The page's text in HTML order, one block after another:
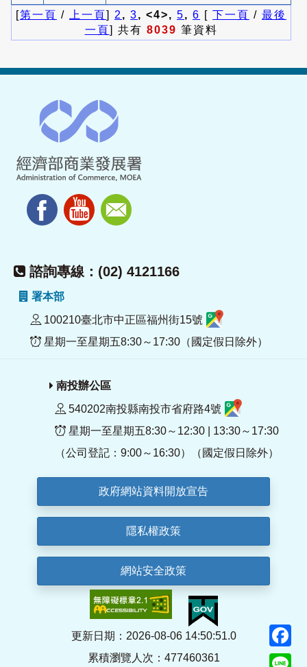
[第一頁 / 上一頁] 2 , 3, <4>, 5, 6 [ 下一頁 / 最後
一頁] 共有 8039 筆資料
諮詢專線：(02) 4121166
署本部
100210臺北市中正區福州街15號
星期一至星期五8:30～17:30（國定假日除外）
南投辦公區
540202南投縣南投市省府路4號
星期一至星期五8:30～12:30 | 13:30～17:30
（公司登記：9:00～16:30）（國定假日除外）
政府網站資料開放宣告
隱私權政策
網站安全政策
更新日期：2026-08-06 14:50:51.0
累積瀏覽人次：477460361